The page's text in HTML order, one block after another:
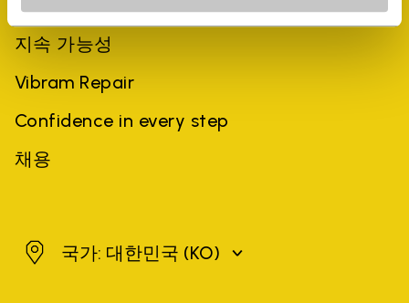
역사
지속 가능성
Vibram Repair
Confidence in every step
채용
대한민국국가: 대한민국 (KO)